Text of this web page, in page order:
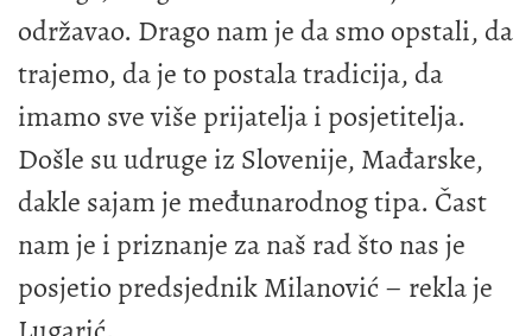
održavao. Drago nam je da smo opstali, da
trajemo, da je to postala tradicija, da
imamo sve više prijatelja i posjetitelja.
Došle su udruge iz Slovenije, Mađarske,
dakle sajam je međunarodnog tipa. Čast
nam je i priznanje za naš rad što nas je
posjetio predsjednik Milanović – rekla je